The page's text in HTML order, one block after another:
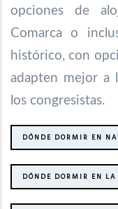
opciones de
Comarca o
histórico, con
adapten mejor a
los congresistas.
DÓNDE DORMIR EN
DÓNDE DORMIR EN LA